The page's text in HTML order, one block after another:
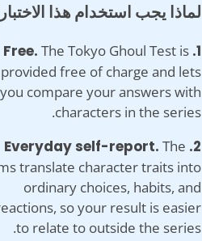
لماذا يجب استخدام هذا
1. Free.
The Tokyo Ghoul Test is
provided free of charge and lets
you compare your answers with
characters in the series.
2. Everyday self-report.
The
translate character traits into
ordinary choices, habits, and
so your result is easier
to relate to outside the series.